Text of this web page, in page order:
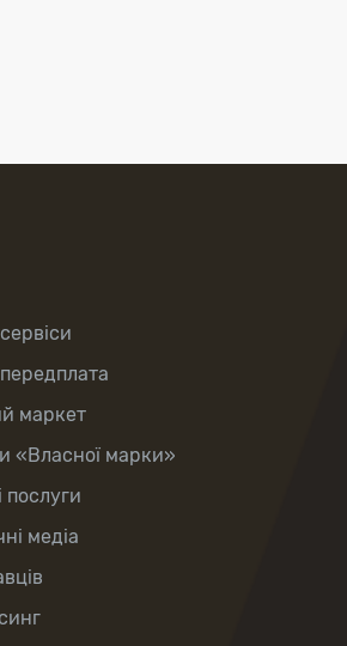
маркет
«Власної марки»
послуги
медіа